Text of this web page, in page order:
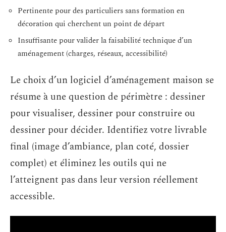
Pertinente pour des particuliers sans formation en
décoration qui cherchent un point de départ
Insuffisante pour valider la faisabilité technique d’un
aménagement (charges, réseaux, accessibilité)
Le choix d’un logiciel d’aménagement maison se
résume à une question de périmètre : dessiner
pour visualiser, dessiner pour construire ou
dessiner pour décider. Identifiez votre livrable
final (image d’ambiance, plan coté, dossier
complet) et éliminez les outils qui ne
l’atteignent pas dans leur version réellement
accessible.